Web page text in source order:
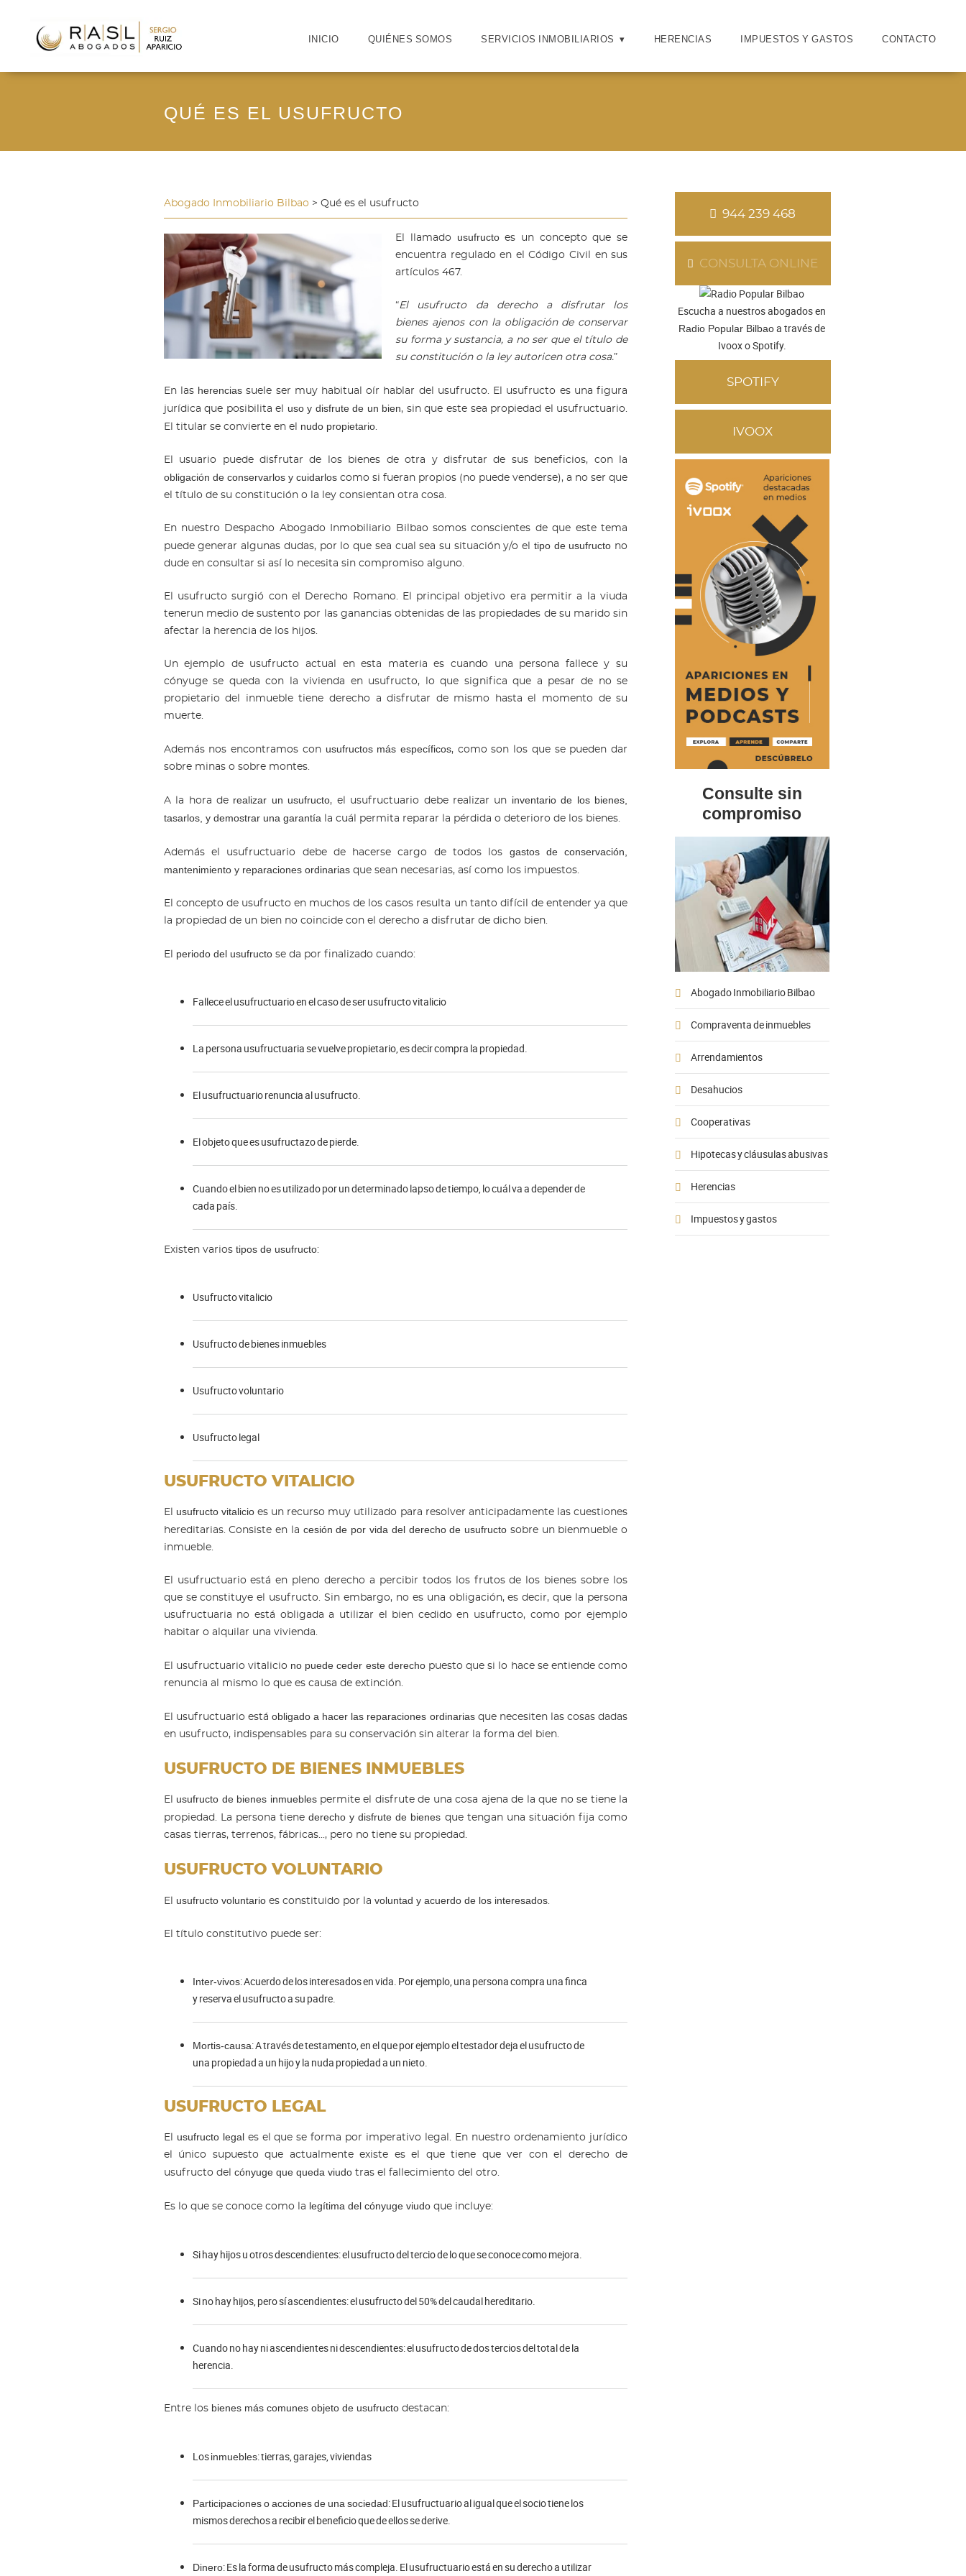
INICIO QUIÉNES SOMOS SERVICIOS INMOBILIARIOS HERENCIAS IMPUESTOS Y GASTOS CONTACTO
QUÉ ES EL USUFRUCTO
Abogado Inmobiliario Bilbao > Qué es el usufructo
El llamado usufructoes un concepto que se
encuentra regulado en el Código Civil en sus
artículos 467.
“El usufructo da derecho a disfrutar los
bienes ajenos con la obligación de conservar
su forma y sustancia, a no ser que el título de
su constitución o la ley autoricen otra cosa.”
En las herencias suele ser muy habitual oír hablar del usufructo. El usufructo es una figura
jurídica que posibilita el uso y disfrute de un bien, sin que este sea propiedad el usufructuario.
El titular se convierte en el nudo propietario.
El usuario puede disfrutar de los bienes de otra y disfrutar de sus beneficios, con la
obligación de conservarlos y cuidarloscomo si fueran propios (no puede venderse), a no ser que
el título de su constitución o la ley consientan otra cosa.
En nuestro Despacho Abogado Inmobiliario Bilbao somos conscientes de que este tema
puede generar algunas dudas, por lo que sea cual sea su situación y/o el tipo de usufructo no
dude en consultar si así lo necesita sin compromiso alguno.
El usufructo surgió con el Derecho Romano. El principal objetivo era permitir a la viuda
tenerun medio de sustento por las ganancias obtenidas de las propiedades de su marido sin
afectar la herencia de los hijos.
Un ejemplo de usufructo actual en esta materia es cuando una persona fallece y su
cónyuge se queda con la vivienda en usufructo, lo que significa que a pesar de no se
propietario del inmueble tiene derecho a disfrutar de mismo hasta el momento de su
muerte.
Además nos encontramos con usufructos más específicos, como son los que se pueden dar
sobre minas o sobre montes.
A la hora de realizar un usufructo, el usufructuario debe realizar un inventario de los bienes,
tasarlos, y demostrar una garantía la cuál permita reparar la pérdida o deterioro de los bienes.
Además el usufructuario debe de hacerse cargo de todos los gastos de conservación,
mantenimiento y reparaciones ordinariasque sean necesarias, así como los impuestos.
El concepto de usufructo en muchos de los casos resulta un tanto difícil de entender ya que
la propiedad de un bien no coincide con el derecho a disfrutar de dicho bien.
El periodo del usufructose da por finalizado cuando:
Fallece el usufructuario en el caso de ser usufructo vitalicio
La persona usufructuaria se vuelve propietario, es decir compra la propiedad.
El usufructuario renuncia al usufructo.
El objeto que es usufructazo de pierde.
Cuando el bien no es utilizado por un determinado lapso de tiempo, lo cuál va a depender de
cada país.
Existen varios tipos de usufructo:
Usufructo vitalicio
Usufructo de bienes inmuebles
Usufructo voluntario
Usufructo legal
USUFRUCTO VITALICIO
El usufructo vitalicioes un recurso muy utilizado para resolver anticipadamente las cuestiones
hereditarias. Consiste en la cesión de por vida del derecho de usufructo sobre un bienmueble o
inmueble.
El usufructuario está en pleno derecho a percibir todos los frutos de los bienes sobre los
que se constituye el usufructo. Sin embargo, no es una obligación, es decir, que la persona
usufructuaria no está obligada a utilizar el bien cedido en usufructo, como por ejemplo
habitar o alquilar una vivienda.
El usufructuario vitalicio no puede ceder este derechopuesto que si lo hace se entiende como
renuncia al mismo lo que es causa de extinción.
El usufructuario está obligado a hacer las reparaciones ordinariasque necesiten las cosas dadas
en usufructo, indispensables para su conservación sin alterar la forma del bien.
USUFRUCTO DE BIENES INMUEBLES
El usufructo de bienes inmueblespermite el disfrute de una cosa ajena de la que no se tiene la
propiedad. La persona tienederecho y disfrute de bienes que tengan una situación fija como
casas tierras, terrenos, fábricas..., pero no tiene su propiedad.
USUFRUCTO VOLUNTARIO
El usufructo voluntarioes constituido por la voluntad y acuerdo de los interesados.
El título constitutivo puede ser:
Inter-vivos: Acuerdo de los interesados en vida. Por ejemplo, una persona compra una finca
y reserva el usufructo a su padre.
Mortis-causa: A través de testamento, en el que por ejemplo el testador deja el usufructo de
una propiedad a un hijo y la nuda propiedad a un nieto.
USUFRUCTO LEGAL
El usufructo legal es el que se forma por imperativo legal. En nuestro ordenamiento jurídico
el único supuesto que actualmente existe es el que tiene que ver con el derecho de
usufructo del cónyuge que queda viudotras el fallecimiento del otro.
Es lo que se conoce como la legítima del cónyuge viudoque incluye:
Si hay hijos u otros descendientes: el usufructo del tercio de lo que se conoce como mejora.
Si no hay hijos, pero sí ascendientes: el usufructo del 50% del caudal hereditario.
Cuando no hay ni ascendientes ni descendientes: el usufructo de dos tercios del total de la
herencia.
Entre los bienes más comunes objeto de usufructodestacan:
Losinmuebles: tierras, garajes, viviendas
Participaciones o acciones de una sociedad: El usufructuario al igual que el socio tiene los
mismos derechos a recibir el beneficio que de ellos se derive.
Dinero: Es la forma de usufructo más compleja. El usufructuario está en su derecho a utilizar
944 239 468
CONSULTA ONLINE
Escucha a nuestros abogados en
Radio Popular Bilbaoa través de
Ivoox o Spotify.
SPOTIFY
IVOOX
Consulte sin
compromiso
Abogado Inmobiliario Bilbao
Compraventa de inmuebles
Arrendamientos
Desahucios
Cooperativas
Hipotecas y cláusulas abusivas
Herencias
Impuestos y gastos